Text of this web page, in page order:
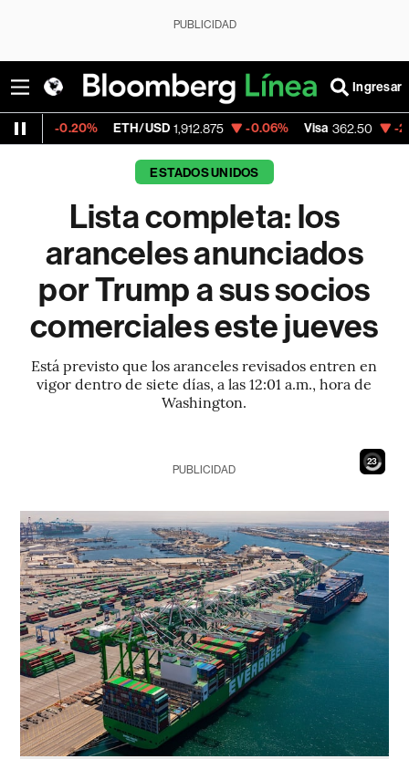
PUBLICIDAD
Ingresar
ETH/USD 1,912.875 -0.06% Visa 362.50 -2.15%
ESTADOS UNIDOS
Lista completa: los
aranceles anunciados
por Trump a sus socios
comerciales este jueves
Está previsto que los aranceles revisados entren en
vigor dentro de siete días, a las 12:01 a.m., hora de
Washington.
21
PUBLICIDAD